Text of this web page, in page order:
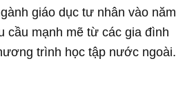
giáo dục tư nhân vào năm
cầu mạnh mẽ từ các gia đình
trình học tập nước ngoài.